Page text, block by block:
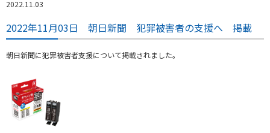
2022.11.03
2022年11月03日 朝日新聞 犯罪被害者の支援へ 掲載
朝日新聞に犯罪被害者支援について掲載されました。